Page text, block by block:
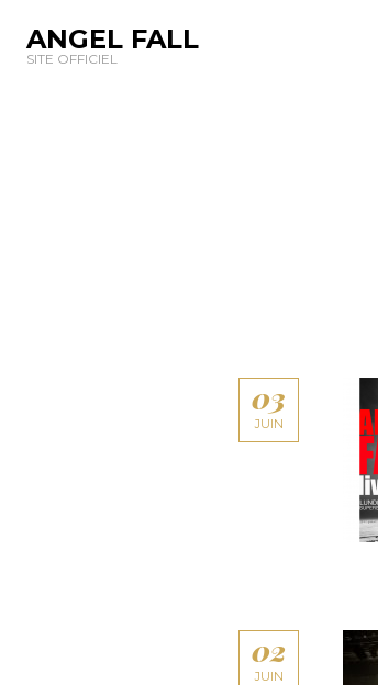
ANGEL FALL
SITE OFFICIEL
03
JUIN
02
JUIN